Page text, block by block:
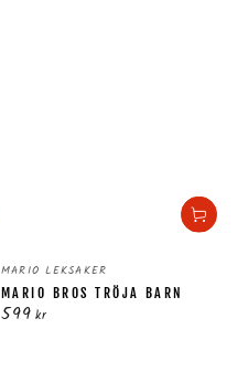
Säljare:
MARIO LEKSAKER
MARIO BROS TRÖJA BARN
Ordinarie
599 kr